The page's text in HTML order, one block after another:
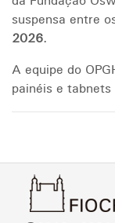
suspensa entre
2026.
A equipe do
painéis e